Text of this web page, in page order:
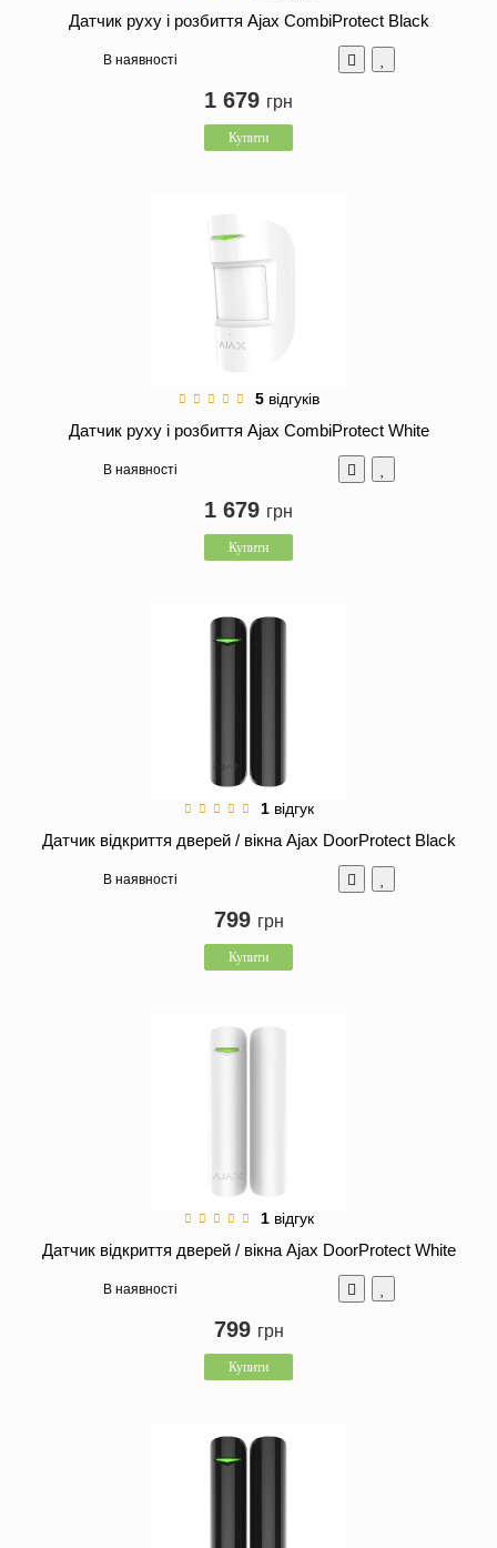
Датчик руху і розбиття Ajax CombiProtect Black
В наявності
1 679 грн
Купити
5 відгуків
Датчик руху і розбиття Ajax CombiProtect White
В наявності
1 679 грн
Купити
1 відгук
Датчик відкриття дверей / вікна Ajax DoorProtect Black
В наявності
799 грн
Купити
1 відгук
Датчик відкриття дверей / вікна Ajax DoorProtect White
В наявності
799 грн
Купити